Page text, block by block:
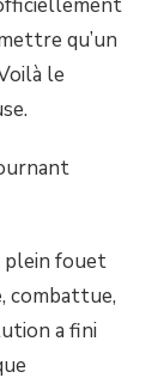
qu’un
le
plein fouet
combattue,
a fini